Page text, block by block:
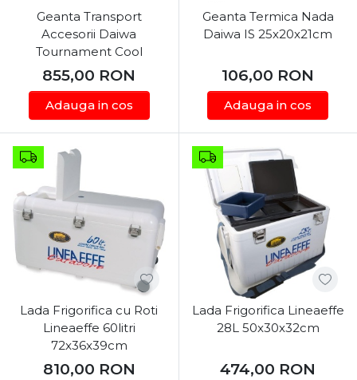
Geanta Transport
Accesorii Daiwa
Tournament Cool
855,00 RON
Adauga in cos
Geanta Termica Nada
Daiwa IS 25x20x21cm
106,00 RON
Adauga in cos
Lada Frigorifica cu Roti
Lineaeffe 60litri
72x36x39cm
810,00 RON
Lada Frigorifica Lineaeffe
28L 50x30x32cm
474,00 RON